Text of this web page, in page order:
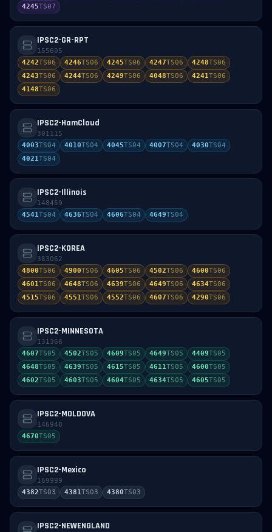
4245TS07
IPSC2-GR-RPT
155605
4242TS06 4246TS06 4245TS06 4247TS06 4248TS06
4243TS06 4244TS06 4249TS06 4048TS06 4241TS06
4148TS06
IPSC2-HamCloud
301115
4003TS04 4010TS04 4045TS04 4007TS04 4030TS04
4021TS04
IPSC2-Illinois
148459
4541TS04 4636TS04 4606TS04 4649TS04
IPSC2-KOREA
383062
4800TS06 4900TS06 4605TS06 4502TS06 4600TS06
4601TS06 4648TS06 4639TS06 4649TS06 4634TS06
4515TS06 4551TS06 4552TS06 4607TS06 4290TS06
IPSC2-MINNESOTA
131366
4607TS05 4502TS05 4609TS05 4649TS05 4409TS05
4648TS05 4639TS05 4615TS05 4611TS05 4600TS05
4602TS05 4603TS05 4604TS05 4634TS05 4605TS05
IPSC2-MOLDOVA
146948
4670TS05
IPSC2-Mexico
169999
4382TS03 4381TS03 4380TS03
IPSC2-NEWENGLAND